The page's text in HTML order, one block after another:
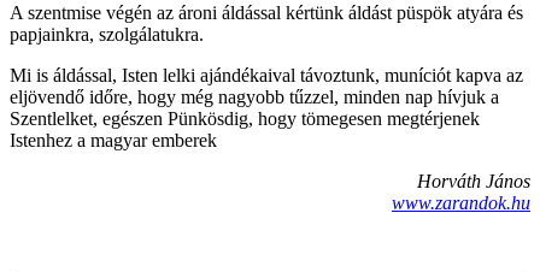
A szentmise végén az ároni áldással kértünk áldást püspök atyára és
papjainkra, szolgálatukra.
Mi is áldással, Isten lelki ajándékaival távoztunk, muníciót kapva az
eljövendő időre, hogy még nagyobb tűzzel, minden nap hívjuk a
Szentlelket, egészen Pünkösdig, hogy tömegesen megtérjenek
Istenhez a magyar emberek
Horváth János
www.zarandok.hu